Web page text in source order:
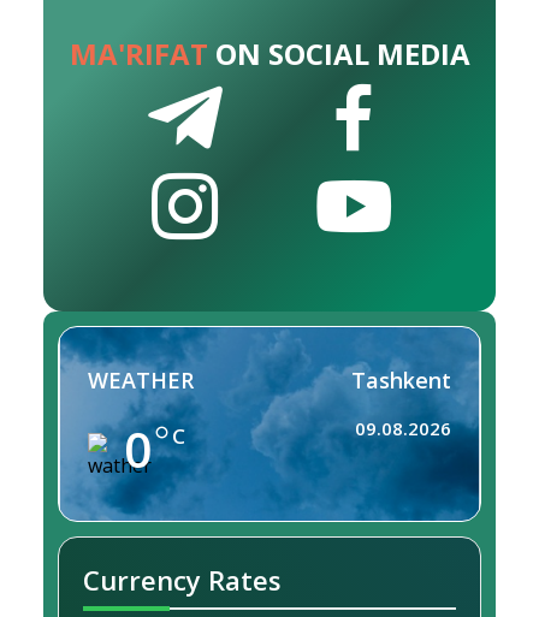
MA'RIFAT ON SOCIAL MEDIA
WEATHER
0 C
Tashkent
09.08.2026
Currency Rates